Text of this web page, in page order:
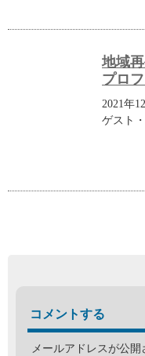
地域
プロ
2021年
ゲスト
コメントする
メールアドレスが公開